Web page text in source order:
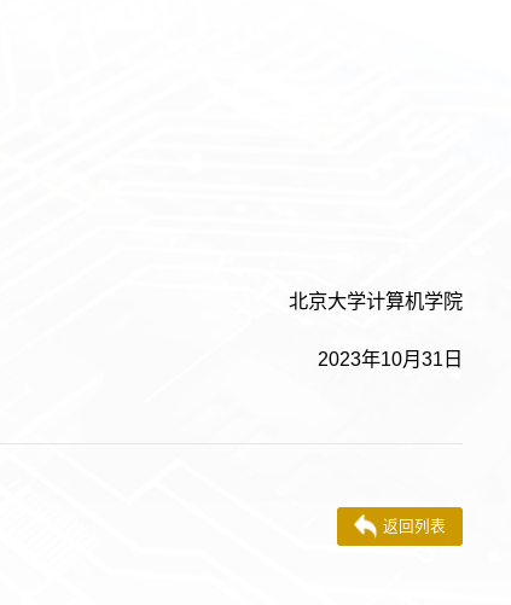
北京大学计算机学院
2023年10月31日
返回列表